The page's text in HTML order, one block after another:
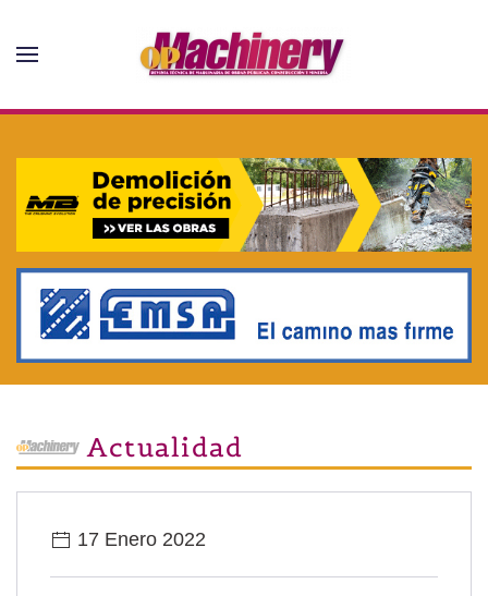
Skip to main content
Actualidad
17 Enero 2022